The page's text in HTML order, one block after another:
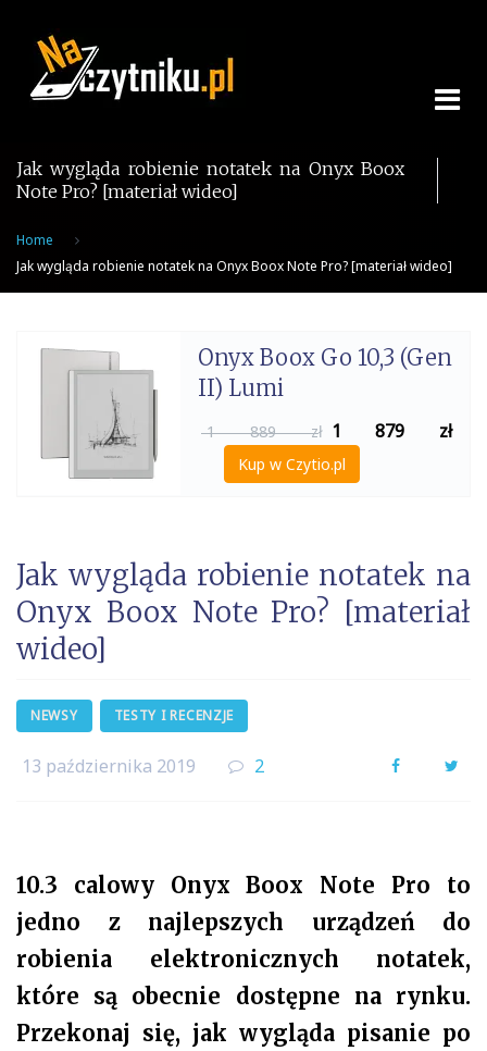
content
Jak wygląda robienie notatek na Onyx Boox
Note Pro? [materiał wideo]
Home
Jak wygląda robienie notatek na Onyx Boox Note Pro? [materiał wideo]
Onyx Boox Go 10,3 (Gen
II) Lumi
1 889 zł 1 879 zł
Kup w Czytio.pl
Jak wygląda robienie notatek na
Onyx Boox Note Pro? [materiał
wideo]
NEWSY TESTY I RECENZJE
13 października 2019 2 Facebook
10.3 calowy Onyx Boox Note Pro to
jedno z najlepszych urządzeń do
robienia elektronicznych notatek,
które są obecnie dostępne na rynku.
Przekonaj się, jak wygląda pisanie po